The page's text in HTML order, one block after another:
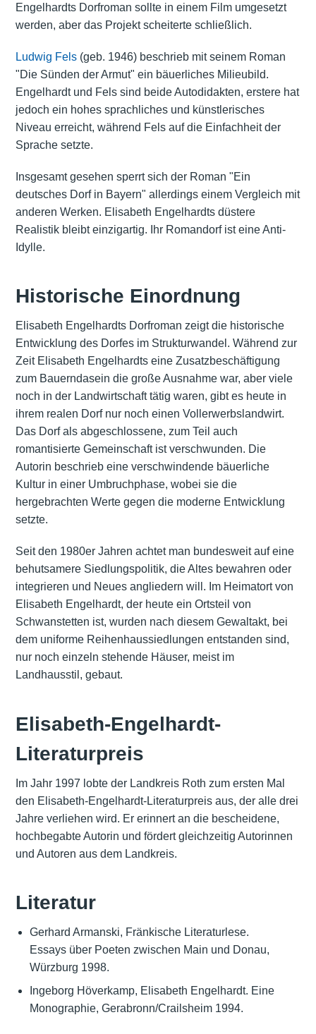
Engelhardts Dorfroman sollte in einem Film umgesetzt
werden, aber das Projekt scheiterte schließlich.
Ludwig Fels(geb. 1946) beschrieb mit seinem Roman
"Die Sünden der Armut" ein bäuerliches Milieubild.
Engelhardt und Fels sind beide Autodidakten, erstere hat
jedoch ein hohes sprachliches und künstlerisches
Niveau erreicht, während Fels auf die Einfachheit der
Sprache setzte.
Insgesamt gesehen sperrt sich der Roman "Ein
deutsches Dorf in Bayern" allerdings einem Vergleich mit
anderen Werken. Elisabeth Engelhardts düstere
Realistik bleibt einzigartig. Ihr Romandorf ist eine Anti-
Idylle.
Historische Einordnung
Elisabeth Engelhardts Dorfroman zeigt die historische
Entwicklung des Dorfes im Strukturwandel. Während zur
Zeit Elisabeth Engelhardts eine Zusatzbeschäftigung
zum Bauerndasein die große Ausnahme war, aber viele
noch in der Landwirtschaft tätig waren, gibt es heute in
ihrem realen Dorf nur noch einen Vollerwerbslandwirt.
Das Dorf als abgeschlossene, zum Teil auch
romantisierte Gemeinschaft ist verschwunden. Die
Autorin beschrieb eine verschwindende bäuerliche
Kultur in einer Umbruchphase, wobei sie die
hergebrachten Werte gegen die moderne Entwicklung
setzte.
Seit den 1980er Jahren achtet man bundesweit auf eine
behutsamere Siedlungspolitik, die Altes bewahren oder
integrieren und Neues angliedern will. Im Heimatort von
Elisabeth Engelhardt, der heute ein Ortsteil von
Schwanstetten ist, wurden nach diesem Gewaltakt, bei
dem uniforme Reihenhaussiedlungen entstanden sind,
nur noch einzeln stehende Häuser, meist im
Landhausstil, gebaut.
Elisabeth-Engelhardt-
Literaturpreis
Im Jahr 1997 lobte der Landkreis Roth zum ersten Mal
den Elisabeth-Engelhardt-Literaturpreis aus, der alle drei
Jahre verliehen wird. Er erinnert an die bescheidene,
hochbegabte Autorin und fördert gleichzeitig Autorinnen
und Autoren aus dem Landkreis.
Literatur
Gerhard Armanski, Fränkische Literaturlese.
Essays über Poeten zwischen Main und Donau,
Würzburg 1998.
Ingeborg Höverkamp, Elisabeth Engelhardt. Eine
Monographie, Gerabronn/Crailsheim 1994.